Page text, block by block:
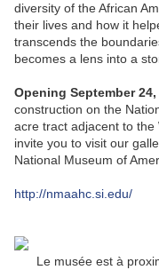
diversity of the African
their lives and how it
transcends the
becomes a lens into a
Opening September 24,
construction on the
acre tract adjacent to
invite you to visit our
National Museum of
http://nmaahc.si.edu/
Le musée est à